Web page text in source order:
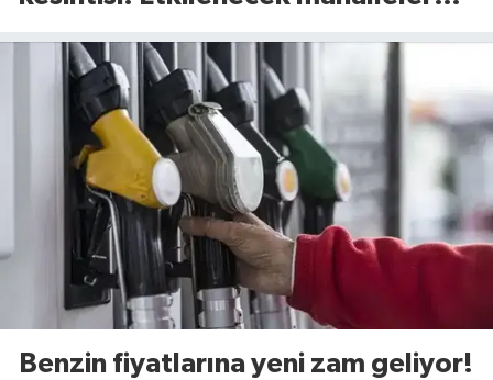
Benzin fiyatlarına yeni zam geliyor!